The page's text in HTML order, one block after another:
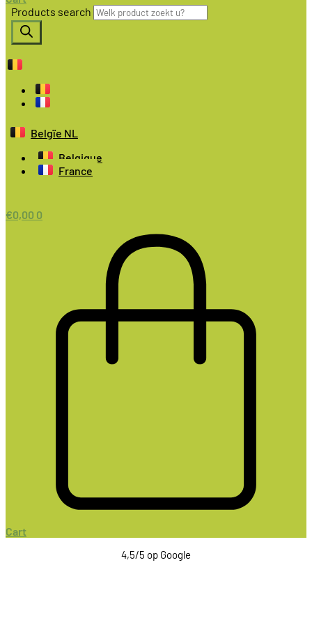
Products search
Belgïe NL
Belgique
France
€0,00 0
Cart
4,5/5 op Google